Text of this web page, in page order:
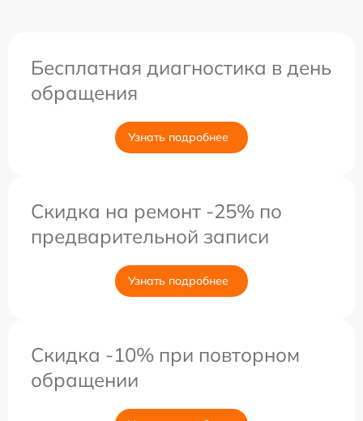
Бесплатная диагностика в день
обращения
Узнать подробнее
Скидка на ремонт -25% по
предварительной записи
Узнать подробнее
Скидка -10% при повторном
обращении